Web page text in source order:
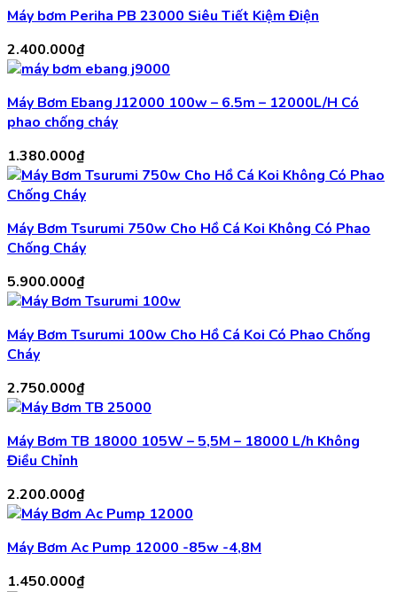
Máy bơm Periha PB 23000 Siêu Tiết Kiệm Điện
2.400.000₫
Máy Bơm Ebang J12000 100w – 6.5m – 12000L/H Có
phao chống cháy
1.380.000₫
Máy Bơm Tsurumi 750w Cho Hồ Cá Koi Không Có Phao
Chống Cháy
5.900.000₫
Máy Bơm Tsurumi 100w Cho Hồ Cá Koi Có Phao Chống
Cháy
2.750.000₫
Máy Bơm TB 18000 105W – 5,5M – 18000 L/h Không
Điều Chỉnh
2.200.000₫
Máy Bơm Ac Pump 12000 -85w -4,8M
1.450.000₫